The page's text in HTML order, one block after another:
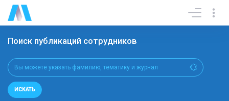
Поиск публикаций сотрудников
ИСКАТЬ